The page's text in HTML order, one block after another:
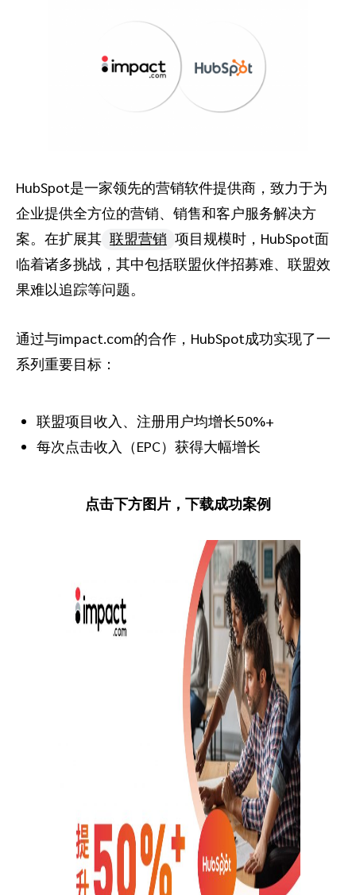
HubSpot是一家领先的营销软件提供商，致力于为
企业提供全方位的营销、销售和客户服务解决方
案。在扩展其 联盟营销 项目规模时，HubSpot面
临着诸多挑战，其中包括联盟伙伴招募难、联盟效
果难以追踪等问题。
通过与impact.com的合作，HubSpot成功实现了一
系列重要目标：
联盟项目收入、注册用户均增长50%+
每次点击收入（EPC）获得大幅增长
点击下方图片，下载成功案例